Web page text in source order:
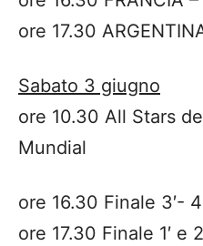
ore 17.30
Sabato 3 giugno
ore 10.30 All Stars
Mundial
ore 16.30 Finale 3′-
ore 17.30 Finale 1′ e